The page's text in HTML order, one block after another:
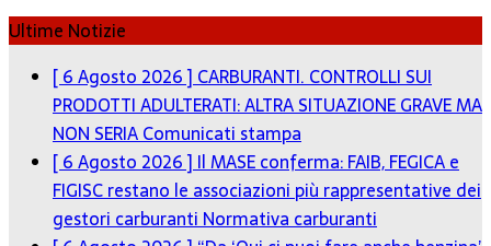
Ultime Notizie
[ 6 Agosto 2026 ] CARBURANTI. CONTROLLI SUI
PRODOTTI ADULTERATI: ALTRA SITUAZIONE GRAVE MA
NON SERIAComunicati stampa
[ 6 Agosto 2026 ] Il MASE conferma: FAIB, FEGICA e
FIGISC restano le associazioni più rappresentative dei
gestori carburanti Normativa carburanti